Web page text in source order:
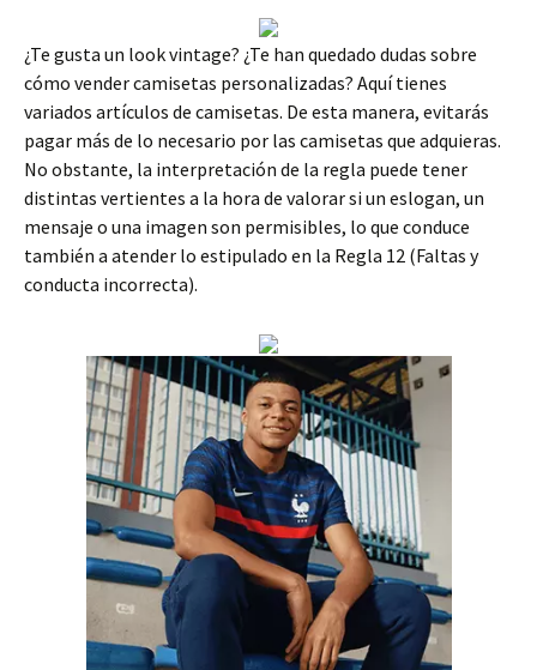
¿Te gusta un look vintage? ¿Te han quedado dudas sobre
cómo vender camisetas personalizadas? Aquí tienes
variados artículos de camisetas. De esta manera, evitarás
pagar más de lo necesario por las camisetas que adquieras.
No obstante, la interpretación de la regla puede tener
distintas vertientes a la hora de valorar si un eslogan, un
mensaje o una imagen son permisibles, lo que conduce
también a atender lo estipulado en la Regla 12 (Faltas y
conducta incorrecta).